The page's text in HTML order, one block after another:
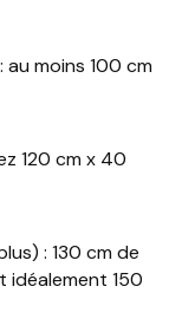
au moins 100 cm
120 cm x 40
: 130 cm de
idéalement 150